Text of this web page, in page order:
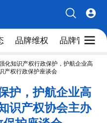
品牌维权 品牌管理人
化知识产权行政保护，护航企业高
产权行政保护座谈会
护，护航企业高
识产权协会主办